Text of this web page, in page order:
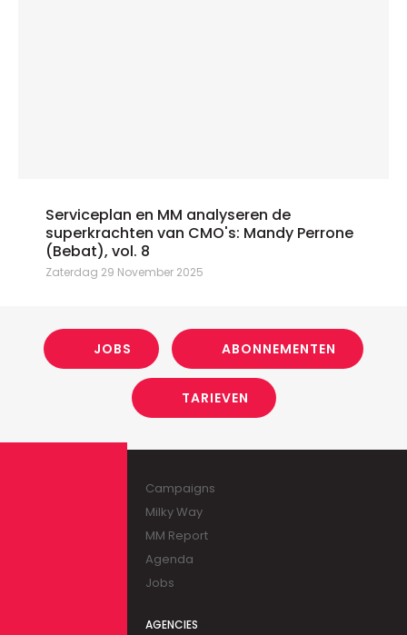
Serviceplan en MM analyseren de
superkrachten van CMO's: Mandy Perrone
(Bebat), vol. 8
Zaterdag 29 November 2025
JOBS ABONNEMENTEN
TARIEVEN
Campaigns
Milky Way
MM Report
Agenda
Jobs
AGENCIES